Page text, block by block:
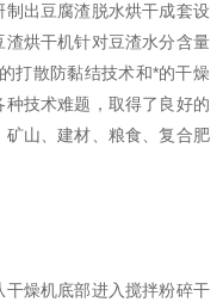
出豆腐渣脱水烘干成套设
烘干机针对豆渣水分含量
打散防黏结技术和*的干燥
技术难题，取得了良好的
山、建材、粮食、复合肥
燥机底部进入搅拌粉碎干